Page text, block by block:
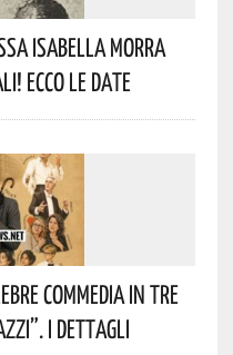
Isabella Morra
Ecco Le Date
Commedia In Tre
I Dettagli